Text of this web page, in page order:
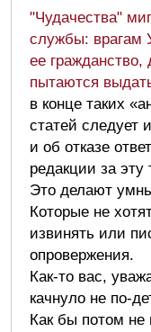
"Чудачества"
службы: врагам
ее гражданство,
пытаются
в конце таких
статей следует
и об отказе
редакции за эту
Это делают
Которые не
извинять или
опровержения.
Как-то вас,
качнуло не по-
Как бы потом